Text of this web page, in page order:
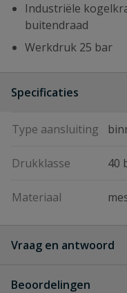
Industriële
buitendraad
Werkdruk 25 bar
Specificaties
Type aansluiting
Drukklasse 40
Materiaal
Vraag en antwoord
Beoordelingen